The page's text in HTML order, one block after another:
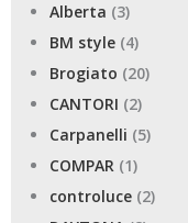
Alberta (3)
BM style (4)
Brogiato (20)
CANTORI (2)
Carpanelli (5)
COMPAR (1)
controluce (2)